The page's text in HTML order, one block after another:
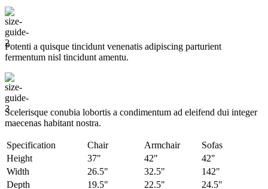
Potenti a quisque tincidunt venenatis adipiscing parturient
fermentum nisl tinciduntamentu.
Scelerisque conubia lobortis a condimentum ad eleifend dui integer
maecenas habitant nostra.
Specification Chair Armchair
Sofas
Height
37" 42"
42"
Width
26.5" 32.5"
142"
Depth
19.5" 22.5"
24.5"